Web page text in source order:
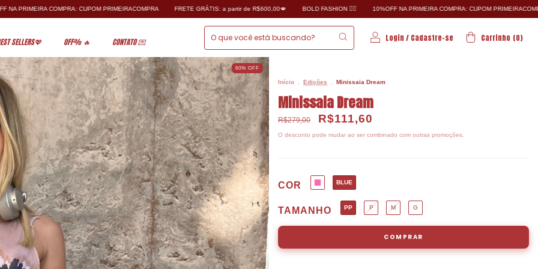
GRÁTIS: a partir de R$600,00💋 BOLD FASHION ❤️‍🔥 10%OFF NA PRIMEIRA COMPRA: CUPOM PRIMEIRACOMPRA FRETE GRÁTIS: a partir de R$600,00💋 BOLD
SELLERS💖 OFF% 🔥 CONTATO 💌 Login/ Cadastre-se Carrinho (0)
60% OFF
Início Edições Minissaia Dream
Minissaia Dream
R$279,00 R$111,60
O desconto pode mudar ao ser combinado com outras promoções.
COR BLUE
TAMANHO PP P M G